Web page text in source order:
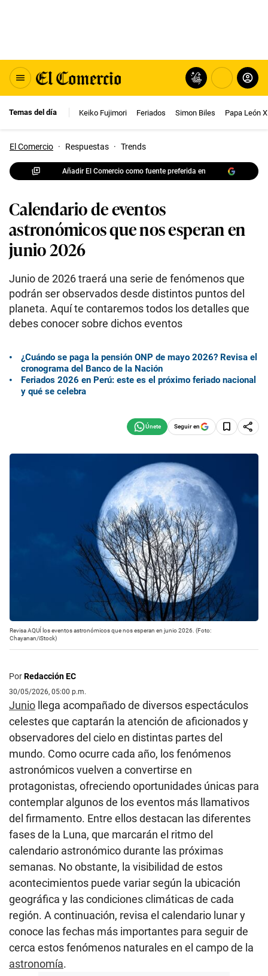
Temas del día Keiko Fujimori Feriados Simon Biles Papa León
El Comercio · Respuestas · Trends
Añadir El Comercio como fuente preferida en
Calendario de eventos
astronómicos que nos esperan en
junio 2026
Junio de 2026 traerá una serie de fenómenos que
podrán ser observados desde distintos puntos del
planeta. Aquí te contaremos todos los detalles que
debes conocer sobre dichos eventos
¿Cuándo se paga la pensión ONP de mayo 2026? Revisa el
cronograma del Banco de la Nación
Feriados 2026 en Perú: este es el próximo feriado nacional
y qué se celebra
Seguir en
Revisa AQUÍ los eventos astronómicos que nos esperan en junio 2026. (Foto:
Chayanan/iStock)
PorRedacción EC
30/05/2026, 05:00 p.m.
Junio llega acompañado de diversos espectáculos
celestes que captarán la atención de aficionados y
observadores del cielo en distintas partes del
mundo. Como ocurre cada año, los fenómenos
astronómicos vuelven a convertirse en
protagonistas, ofreciendo oportunidades únicas para
contemplar algunos de los eventos más llamativos
del firmamento. Entre ellos destacan las diferentes
fases de la Luna, que marcarán el ritmo del
calendario astronómico durante las próximas
semanas. No obstante, la visibilidad de estos
acontecimientos puede variar según la ubicación
geográfica y las condiciones climáticas de cada
región. A continuación, revisa el calendario lunar y
conoce las fechas más importantes para seguir de
cerca estos fenómenos naturales en el campo de la
astronomía.